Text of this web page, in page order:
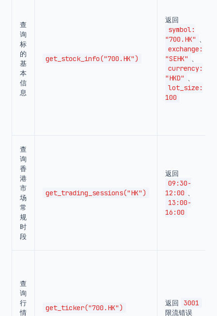
查
询
标
的
基
本
信
息
get_stock_info("700.HK")
返回
symbol:
"700.HK"
exchange:
"SEHK"
currency:
"HKD"
lot_size:
100
查
询
香
港
市
场
常
规
时
段
get_trading_sessions("HK")
返回
09:30-
12:00
13:00-
16:00
查
询
行
情
get_ticker("700.HK")
返回 3001
限流错误